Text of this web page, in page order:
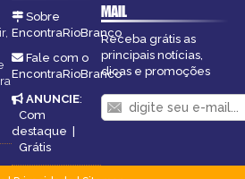
Sobre
EncontraRioBranco
Fale com o
EncontraRioBranco
ANUNCIE:
Com
destaque
Grátis
MAIL
Receba grátis as
principais notícias,
dicas e promoções